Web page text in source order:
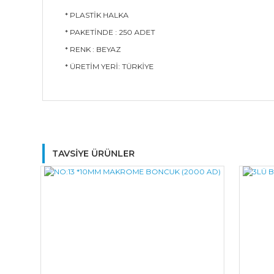
* PLASTİK HALKA
* PAKETİNDE : 250 ADET
* RENK : BEYAZ
* ÜRETİM YERİ: TÜRKİYE
TAVSİYE ÜRÜNLER